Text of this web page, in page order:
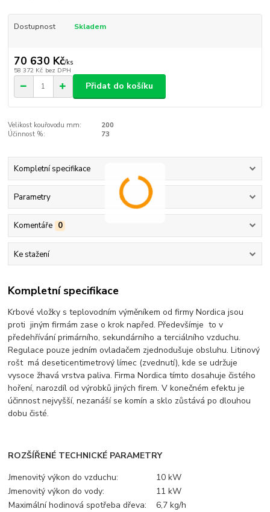
Dostupnost Skladem
70 630 Kč/ks
58 372 Kč bez DPH
Přidat do košíku
Velikost kouřovodu mm:
200
Účinnost %:
73
Kompletní specifikace
Parametry
Komentáře 0
Ke stažení
Kompletní specifikace
Krbové vložky s teplovodním výměníkem od firmy Nordica jsou
proti jiným firmám zase o krok napřed. Předevšímje to v
předehřívání primárního, sekundárního a terciálního vzduchu.
Regulace pouze jedním ovladačem zjednodušuje obsluhu. Litinový
rošt má deseticentimetrový límec (zvednutí), kde se udržuje
vysoce žhavá vrstva paliva. Firma Nordica tímto dosahuje čistého
hoření, narozdíl od výrobků jiných firem. V konečném efektu je
účinnost nejvyšší, nezanáší se komín a sklo zůstává po dlouhou
dobu čisté.
ROZŠÍŘENÉ TECHNICKÉ PARAMETRY
Jmenovitý výkon do vzduchu:
10 kW
Jmenovitý výkon do vody:
11 kW
Maximální hodinová spotřeba dřeva:
6,7 kg/h